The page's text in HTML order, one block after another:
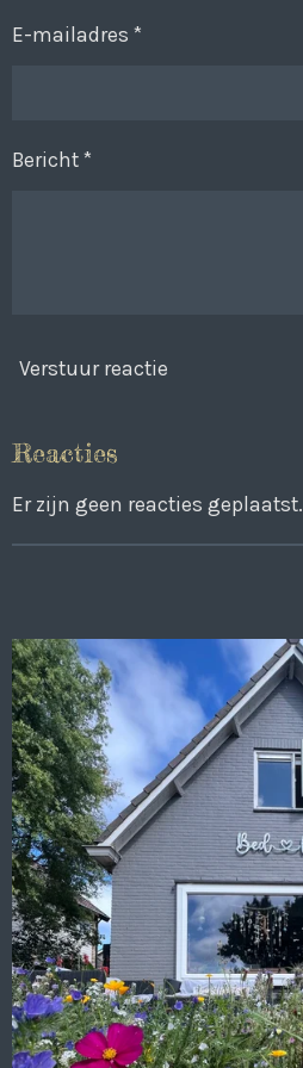
E-mailadres *
Bericht *
Verstuur reactie
Reacties
Er zijn geen reacties geplaatst.